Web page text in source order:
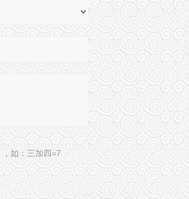
如：三加四=7